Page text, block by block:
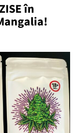
în